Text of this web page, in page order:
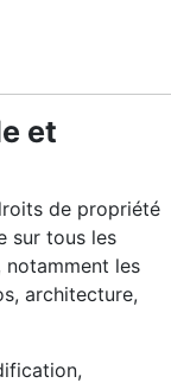
et
de propriété
sur tous les
notamment les
architecture,